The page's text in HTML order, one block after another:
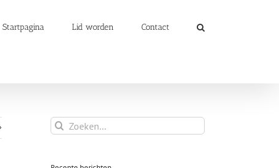
Startpagina Lid worden Contact
Zoeken
naar: